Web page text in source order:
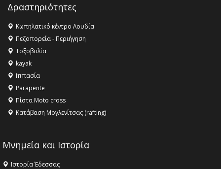
16:27 - Όλυμπος: Εντάχθηκε στον Κατάλογο Παγκόσμιας
Κληρονομιάς της UNESCO – Ομόφωνη η απόφαση Ο
Όλυμπος αναγνωρίστηκε ως φυσικό και πολιτιστικό
αγαθό εξέχουσας οικουμενικής αξίας για την
ανθρωπότητα
16:18 -
ΣΤΗΝ ΕΔΕΣΣΑ
Δραστηριότητες
Κωπηλατικό κέντρο Λουδία
Πεζοπορεία - Περιήγηση
Τοξοβολία
kayak
Ιππασία
Parapente
Πίστα Moto cross
Κατάβαση Μογλενίτσας (rafting)
Μνημεία και Ιστορία
Ιστορία Έδεσσας